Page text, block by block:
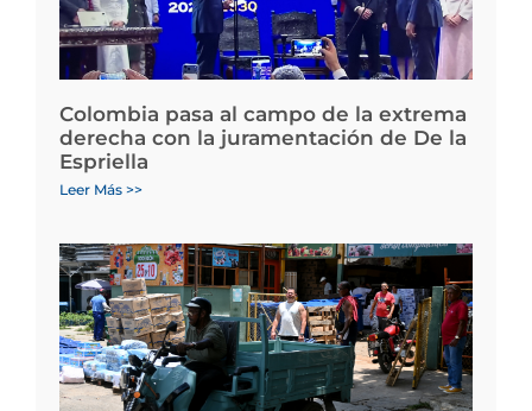
Colombia pasa al campo de la extrema
derecha con la juramentación de De la
Espriella
Leer Más >>